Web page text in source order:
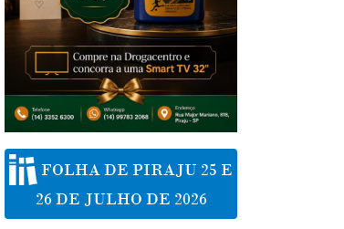
FOLHA DE PIRAJU 25 E
26 DE JULHO DE 2026